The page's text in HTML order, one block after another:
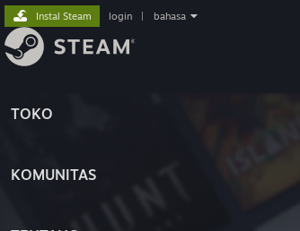
TOKO
KOMUNITAS
Instal Steam login bahasa